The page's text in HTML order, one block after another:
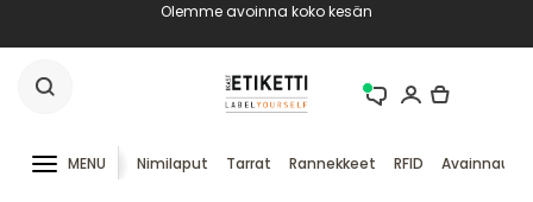
Olemme avoinna koko kesän
MENU Nimilaput Tarrat Rannekkeet RFID